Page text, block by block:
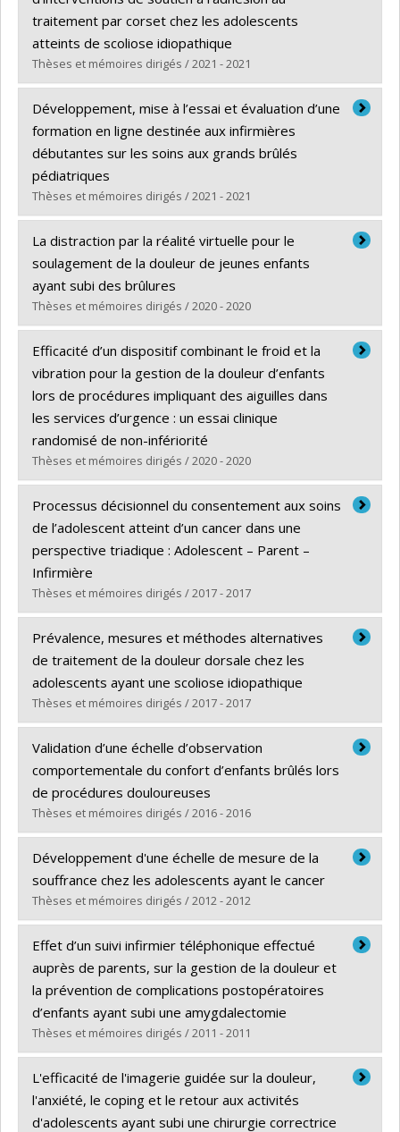
Diplôme obtenu :M. Sc.
Lien vers le document dans Papyrus
traitement par corset chez les adolescents
atteints de scoliose idiopathique
Thèses et mémoires dirigés / 2021 - 2021
Diplômé(e) :Provost, Myriam
Cycle :Maîtrise
Diplôme obtenu : M. Sc.
Lien vers le document dans Papyrus
Développement, mise à l’essai et évaluation d’une
formation en ligne destinée aux infirmières
débutantes sur les soins aux grands brûlés
pédiatriques
Thèses et mémoires dirigés / 2021 - 2021
Diplômé(e) :Farthing, Julie
Cycle :Maîtrise
Diplôme obtenu :M. Sc.
Lien vers le document dans Papyrus
La distraction par la réalité virtuelle pour le
soulagement de la douleur de jeunes enfants
ayant subi des brûlures
Thèses et mémoires dirigés / 2020 - 2020
Diplômé(e) :Khadra, Christelle
Cycle :Doctorat
Diplôme obtenu :Ph. D.
Lien vers le document dans Papyrus
Efficacité d’un dispositif combinant le froid et la
vibration pour la gestion de la douleur d’enfants
lors de procédures impliquant des aiguilles dans
les services d’urgence : un essai clinique
randomisé de non-infériorité
Thèses et mémoires dirigés / 2020 - 2020
Diplômé(e) :Ballard, Ariane
Cycle :Doctorat
Diplôme obtenu :Ph. D.
Lien vers le document dans Papyrus
Processus décisionnel du consentement aux soins
de l’adolescent atteint d’un cancer dans une
perspective triadique : Adolescent – Parent –
Infirmière
Thèses et mémoires dirigés / 2017 - 2017
Diplômé(e) :Desrosiers, Joséanne
Cycle :Maîtrise
Diplôme obtenu : M. Sc.
Lien vers le document dans Papyrus
Prévalence, mesures et méthodes alternatives
de traitement de la douleur dorsale chez les
adolescents ayant une scoliose idiopathique
Thèses et mémoires dirigés / 2017 - 2017
Diplômé(e) :Théroux, Jean
Cycle :Doctorat
Diplôme obtenu :Ph. D.
Lien vers le document dans Papyrus
Validation d’une échelle d’observation
comportementale du confort d’enfants brûlés lors
de procédures douloureuses
Thèses et mémoires dirigés / 2016 - 2016
Diplômé(e) :Tremblay, Viviane
Cycle :Maîtrise
Diplôme obtenu :M. Sc.
Lien vers le document dans Papyrus
Développement d'une échelle de mesure de la
souffrance chez les adolescents ayant le cancer
Thèses et mémoires dirigés / 2012 - 2012
Diplômé(e) :Khadra, Christelle
Cycle : Maîtrise
Diplôme obtenu :M. Sc.
Lien vers le document dans Papyrus
Effet d’un suivi infirmier téléphonique effectué
auprès de parents, sur la gestion de la douleur et
la prévention de complications postopératoires
d’enfants ayant subi une amygdalectomie
Thèses et mémoires dirigés / 2011 - 2011
Diplômé(e) :Paquette, Julie
Cycle :Maîtrise
Diplôme obtenu :M. Sc.
L'efficacité de l'imagerie guidée sur la douleur,
l'anxiété, le coping et le retour aux activités
d'adolescents ayant subi une chirurgie correctrice